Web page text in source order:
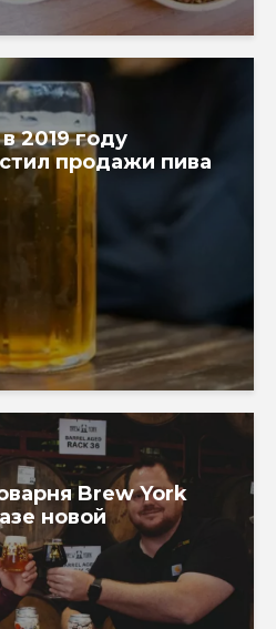
2019 году
продажи пива
Brew York
новой